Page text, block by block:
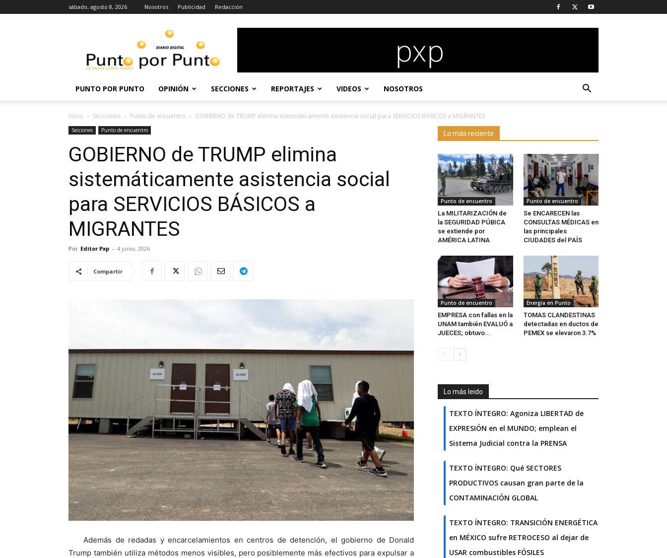
sábado, agosto 8, 2026 Nosotros Publicidad Redacción
Punto
PUNTO POR PUNTO OPINIÓN SECCIONES REPORTAJES VIDEOS NOSOTROS
Inicio Secciones Punto de encuentro GOBIERNO de TRUMP elimina sistemáticamente asistencia social para SERVICIOS BÁSICOS a MIGRANTES
Secciones Punto de encuentro
GOBIERNO de TRUMP elimina
sistemáticamente asistencia social
para SERVICIOS BÁSICOS a
MIGRANTES
Por Editor Pxp - 4 junio, 2026
Compartir
Además de redadas y encarcelamientos en centros de detención, el gobierno de Donald
Trump también utiliza métodos menos visibles, pero posiblemente más efectivos para expulsar a
Lo más reciente
Punto de encuentro
La MILITARIZACIÓN de
la SEGURIDAD PÚBICA
se extiende por
AMÉRICA LATINA
Punto de encuentro
Se ENCARECEN las
CONSULTAS MÉDICAS en
las principales
CIUDADES del PAÍS
Punto de encuentro
EMPRESA con fallas en la
UNAM también EVALUÓ a
JUECES; obtuvo...
Energía en Punto
TOMAS CLANDESTINAS
detectadas en ductos de
PEMEX se elevaron 3.7%
Lo más leido
TEXTO ÍNTEGRO: Agoniza LIBERTAD de
EXPRESIÓN en el MUNDO; emplean el
Sistema Judicial contra la PRENSA
TEXTO ÍNTEGRO: Qué SECTORES
PRODUCTIVOS causan gran parte de la
CONTAMINACIÓN GLOBAL
TEXTO ÍNTEGRO: TRANSICIÓN ENERGÉTICA
en MÉXICO sufre RETROCESO al dejar de
USAR combustibles FÓSILES